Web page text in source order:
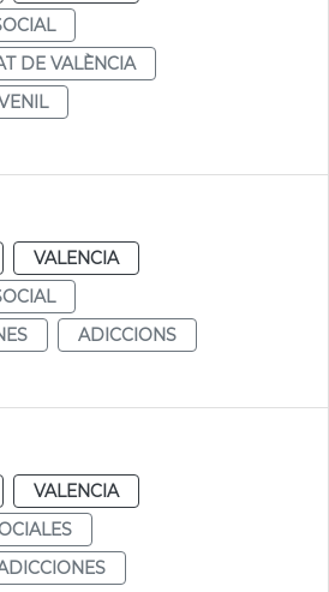
DE VALÈNCIA
VALENCIA
ADICCIONS
VALENCIA